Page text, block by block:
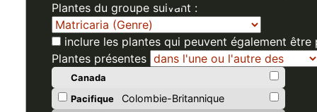
Plantes du groupe suivant :
inclure les plantes qui peuvent également
Plantes présentes
Canada
Pacifique
Colombie-Britannique